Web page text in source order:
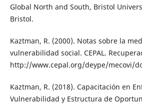
Global North and South, Bristol
Bristol.
Kaztman, R. (2000). Notas sobre la
vulnerabilidad social. CEPAL.
http://www.cepal.org/deype/meco­vi/
Kaztman, R. (2018). Capacitación en
Vulnerabilidad y Estructura de